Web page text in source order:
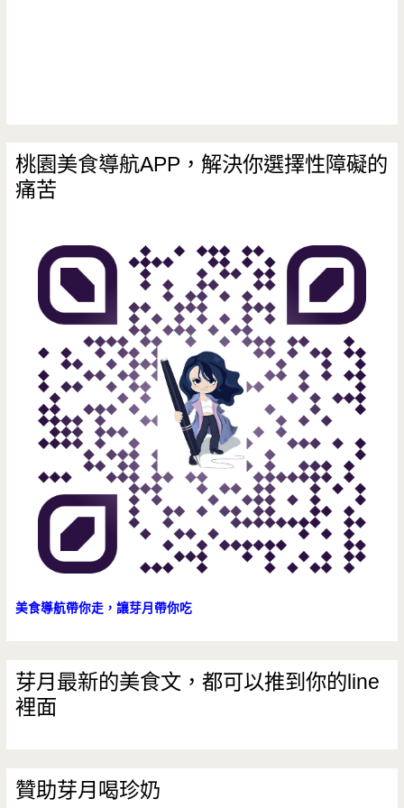
桃園美食導航APP，解決你選擇性障礙的
痛苦
美食導航帶你走，讓芽月帶你吃
芽月最新的美食文，都可以推到你的line
裡面
贊助芽月喝珍奶